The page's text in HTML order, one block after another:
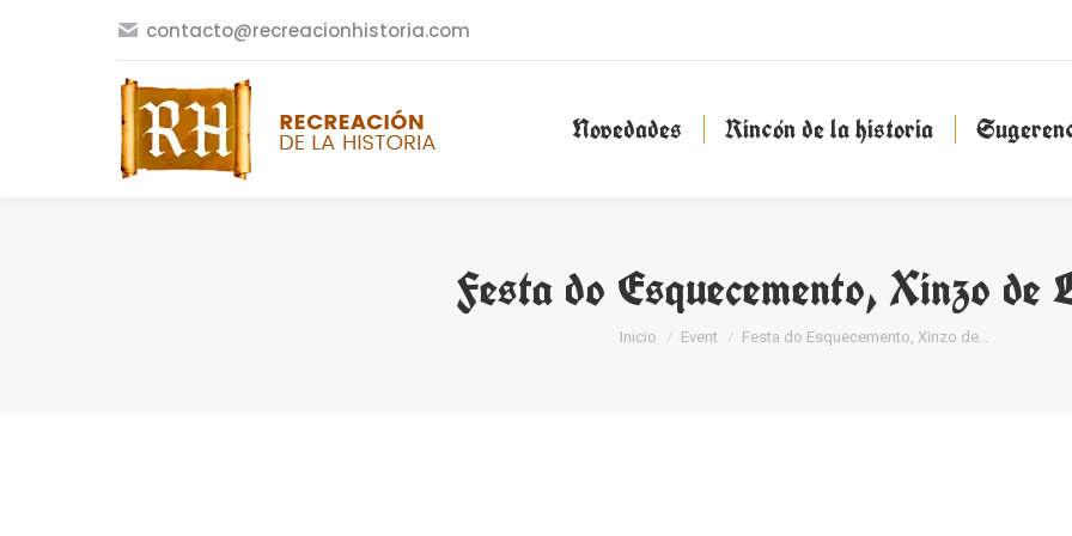
contacto@recreacionhistoria.com
Novedades Rincón de la historia
Festa do Esquecemento, Xinzo de
Estás aquí:
Inicio Event Festa do Esquecemento, Xinzo de…
Novedades Rincón de la historia